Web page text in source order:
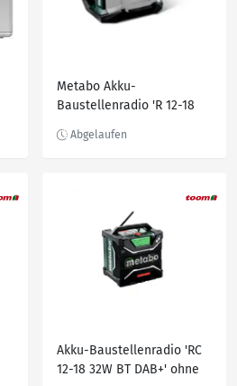
Metabo Akku-
Baustellenradio 'R 12-18
Akku-Baustellenradio 'RC
12-18 32W BT DAB+' ohne